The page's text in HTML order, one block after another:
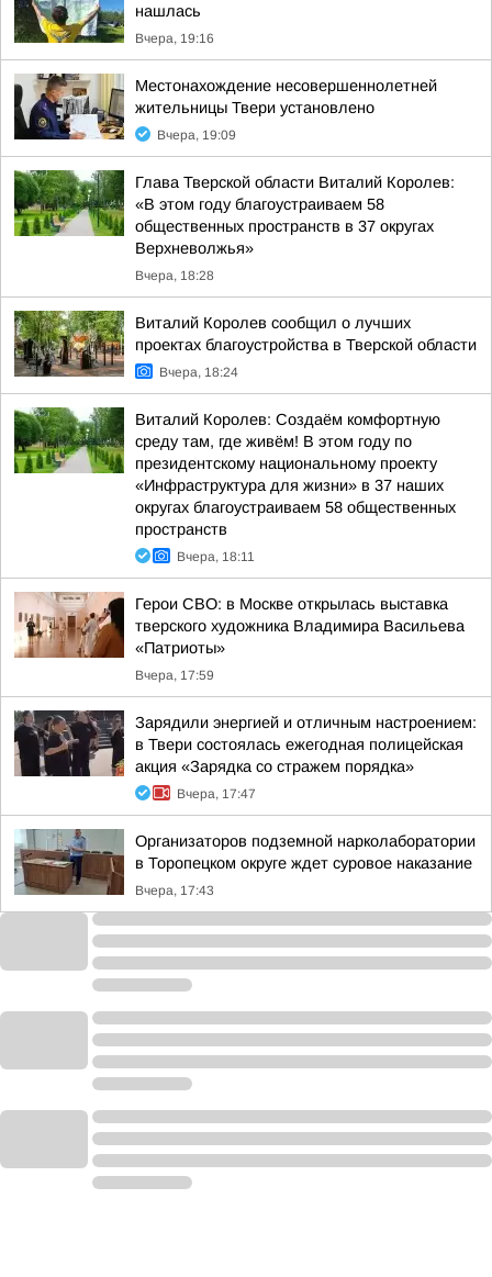
нашлась
Вчера, 19:16
Местонахождение несовершеннолетней
жительницы Твери установлено
Вчера, 19:09
Глава Тверской области Виталий Королев:
«В этом году благоустраиваем 58
общественных пространств в 37 округах
Верхневолжья»
Вчера, 18:28
Виталий Королев сообщил о лучших
проектах благоустройства в Тверской области
Вчера, 18:24
Виталий Королев: Создаём комфортную
среду там, где живём! В этом году по
президентскому национальному проекту
«Инфраструктура для жизни» в 37 наших
округах благоустраиваем 58 общественных
пространств
Вчера, 18:11
Герои СВО: в Москве открылась выставка
тверского художника Владимира Васильева
«Патриоты»
Вчера, 17:59
Зарядили энергией и отличным настроением:
в Твери состоялась ежегодная полицейская
акция «Зарядка со стражем порядка»
Вчера, 17:47
Организаторов подземной нарколаборатории
в Торопецком округе ждет суровое наказание
Вчера, 17:43